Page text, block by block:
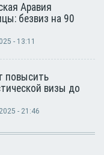
Аравия
безвиз на 90
- 13:11
повысить
визы до
- 21:46